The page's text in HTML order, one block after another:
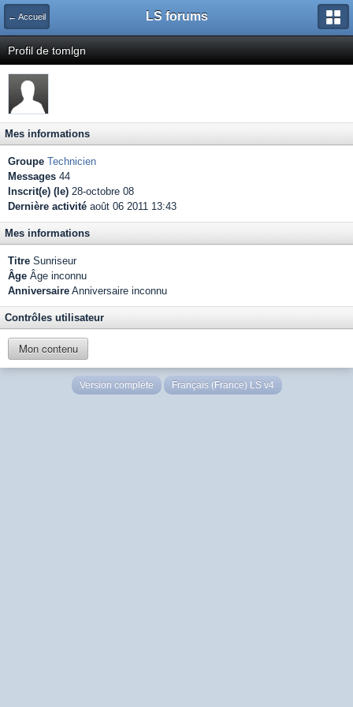
← Accueil LS forums
Profil de tomlgn
Mes informations
Groupe Technicien
Messages 44
Inscrit(e) (le) 28-octobre 08
Dernière activité août 06 2011 13:43
Mes informations
Titre Sunriseur
Âge Âge inconnu
Anniversaire Anniversaire inconnu
Contrôles utilisateur
Mon contenu
Version complète Français (France) LS v4